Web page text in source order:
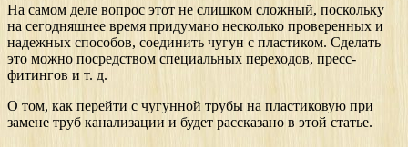
На самом деле вопрос этот не слишком сложный, поскольку
на сегодняшнее время придумано несколько проверенных и
надежных способов, соединить чугун с пластиком. Сделать
это можно посредством специальных переходов, пресс-
фитингов и т. д.
О том, как перейти с чугунной трубы на пластиковую при
замене труб канализации и будет рассказано в этой статье.